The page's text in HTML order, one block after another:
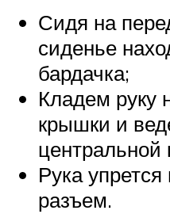
Сидя на
сиденье
бардачка;
Кладем руку
крышки и
центральной
Рука упрется
разъем.